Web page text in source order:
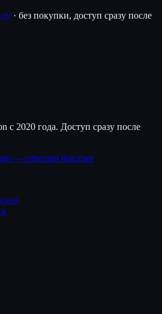
· без покупки, доступ сразу после
с 2020 года. Доступ сразу после
— ответим быстрее